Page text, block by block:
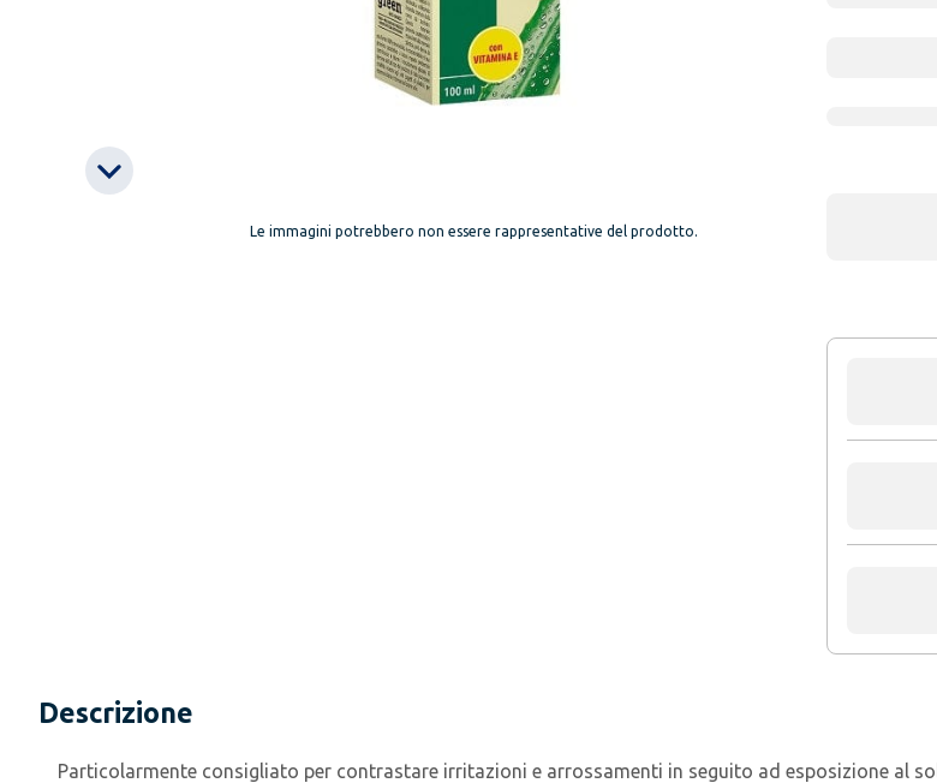
Le immagini potrebbero non essere rappresentative del prodotto.
Descrizione
Particolarmente consigliato per contrastare irritazioni e arrossamenti in seguito ad esposizione al